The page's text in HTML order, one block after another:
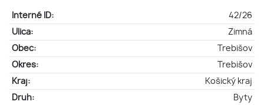
Interné ID:
42/26
Ulica:
Zimná
Obec:
Trebišov
Okres:
Trebišov
Kraj:
Košický kraj
Druh:
Byty